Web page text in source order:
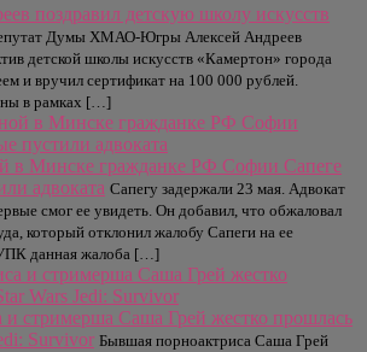
поздравил детскую школу искусств
Думы ХМАО-Югры Алексей Андреев
детской школы искусств «Камертон» города
и вручил сертификат на 100 000 рублей.
в рамках […]
в Минске гражданке РФ Софии Сапеге
адвоката Сапегу задержали 23 мая. Адвокат
смог ее увидеть. Он добавил, что обжаловал
который отклонил жалобу Сапеги на ее
данная жалоба […]
и стримерша Саша Грей жестко прошлась
Survivor Бывшая порноактриса Саша Грей